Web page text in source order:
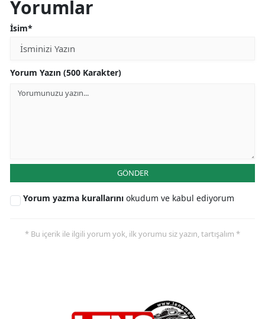
Yorumlar
İsim*
Yorum Yazın (500 Karakter)
GÖNDER
Yorum yazma kurallarını okudum ve kabul ediyorum
* Bu içerik ile ilgili yorum yok, ilk yorumu siz yazın, tartışalım *